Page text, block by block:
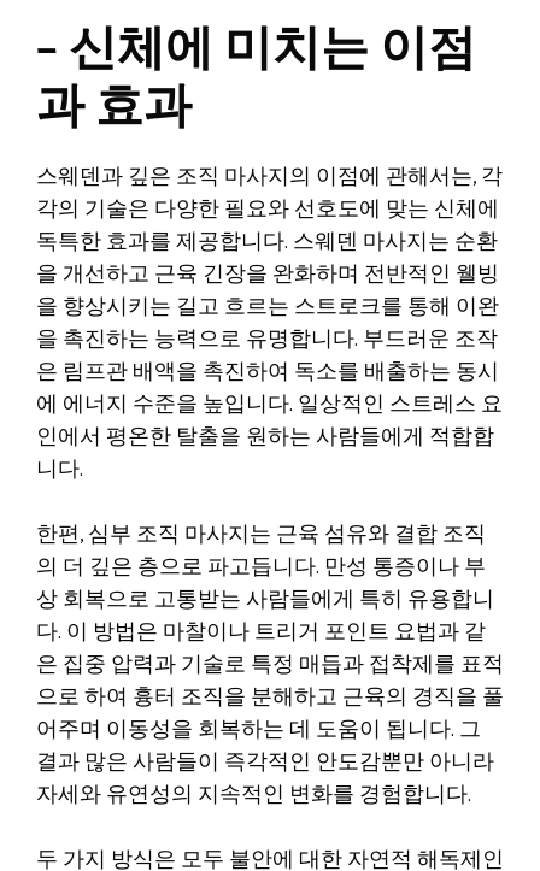
– 신체에 미치는 이점
과 효과
스웨덴과 깊은 조직 마사지의 이점에 관해서는, 각
각의 기술은 다양한 필요와 선호도에 맞는 신체에
독특한 효과를 제공합니다. 스웨덴 마사지는 순환
을 개선하고 근육 긴장을 완화하며 전반적인 웰빙
을 향상시키는 길고 흐르는 스트로크를 통해 이완
을 촉진하는 능력으로 유명합니다. 부드러운 조작
은 림프관 배액을 촉진하여 독소를 배출하는 동시
에 에너지 수준을 높입니다. 일상적인 스트레스 요
인에서 평온한 탈출을 원하는 사람들에게 적합합
니다.
한편, 심부 조직 마사지는 근육 섬유와 결합 조직
의 더 깊은 층으로 파고듭니다. 만성 통증이나 부
상 회복으로 고통받는 사람들에게 특히 유용합니
다. 이 방법은 마찰이나 트리거 포인트 요법과 같
은 집중 압력과 기술로 특정 매듭과 접착제를 표적
으로 하여 흉터 조직을 분해하고 근육의 경직을 풀
어주며 이동성을 회복하는 데 도움이 됩니다. 그
결과 많은 사람들이 즉각적인 안도감뿐만 아니라
자세와 유연성의 지속적인 변화를 경험합니다.
두 가지 방식은 모두 불안에 대한 자연적 해독제인